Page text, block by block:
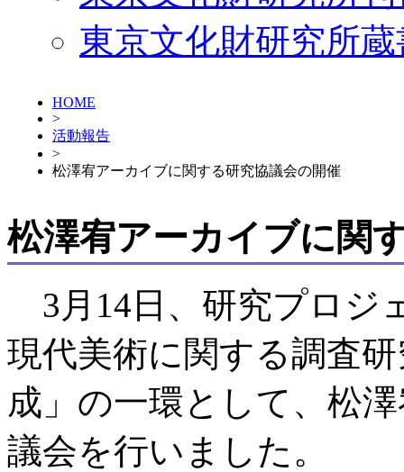
東京文化財研究所
HOME
>
活動報告
>
松澤宥アーカイブに関する研究協議会の開催
松澤宥アーカイブに関
3月14日、研究プロジ
現代美術に関する調査
成」の一環として、松
議会を行いました。